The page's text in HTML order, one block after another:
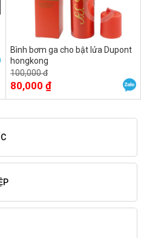
Bình bơm ga cho bật lửa Dupont
hongkong
100,000 đ
80,000 ₫